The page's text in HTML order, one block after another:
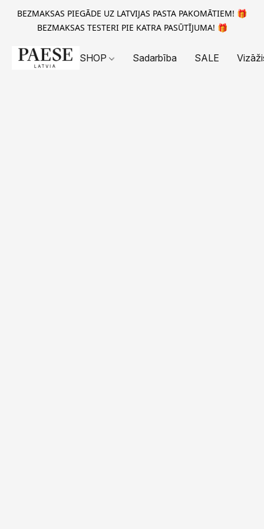
BEZMAKSAS PIEGĀDE UZ LATVIJAS PASTA PAKOMĀTIEM! 🎁
BEZMAKSAS TESTERI PIE KATRA PASŪTĪJUMA! 🎁
SHOP Sadarbība SALE